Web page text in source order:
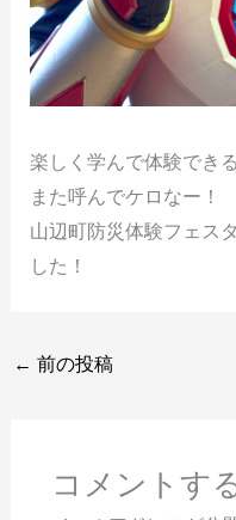
楽しく学んで体験でき
また呼んでケロなー！
山辺町防災体験フェス
した！
← 前の投稿
コメントす